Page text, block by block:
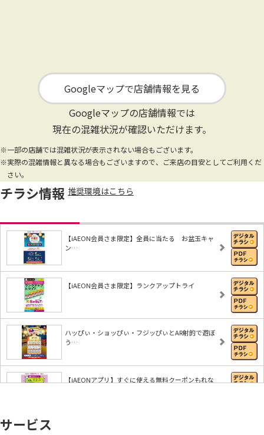
Googleマップで店舗情報を見る
Googleマップの店舗情報では
現在の混雑状況が確認いただけます。
※一部の店舗では混雑状況が表示されない場合もございます。
※実際の混雑情報と異なる場合もございますので、ご来店の目安としてご利用くだ
さい。
チラシ情報 推奨環境はこちら
【iAEON会員さま限定】全員に当たる お盆玉キャ
ン…
【iAEON会員さま限定】ランクアップトライ
ハッぴぃ・ショッぴぃ・フジッぴぃとAR射的で遊ぼ
う…
【iAEONアプリ】すぐに使える無料クーポンもれな
サービス